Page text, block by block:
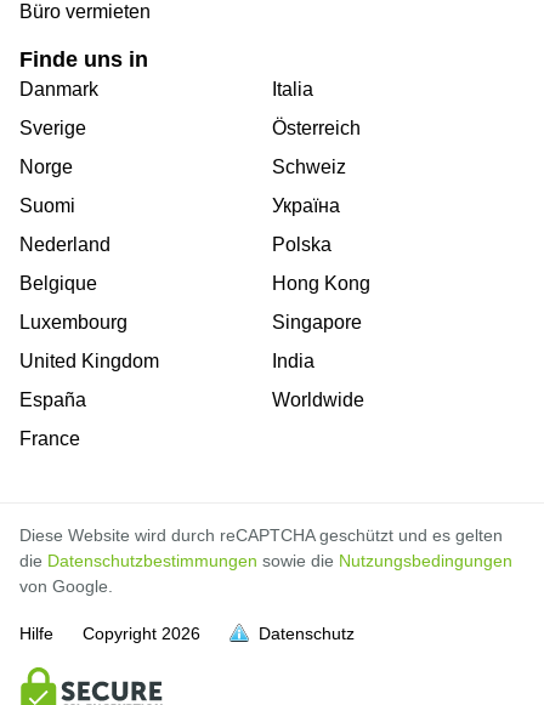
voll
voll
voll
voll
voll
voll
voll
voll
voll
voll
Büro vermieten
Finde uns in
Danmark
Sverige
Norge
Suomi
Nederland
Belgique
Luxembourg
United Kingdom
España
France
Italia
Österreich
Schweiz
Україна
Polska
Hong Kong
Singapore
India
Worldwide
Diese Website wird durch reCAPTCHA geschützt und es gelten
die Datenschutzbestimmungen sowie die Nutzungsbedingungen
von Google.
Hilfe Copyright 2026 Datenschutz